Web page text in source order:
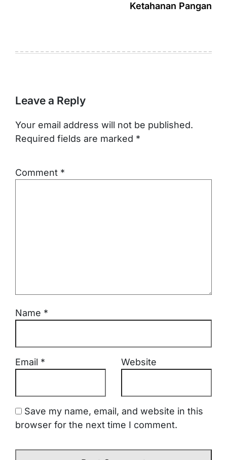
Ketahanan Pangan
Leave a Reply
Your email address will not be published.
Required fields are marked *
Comment *
Name *
Email * Website
Save my name, email, and website in this
browser for the next time I comment.